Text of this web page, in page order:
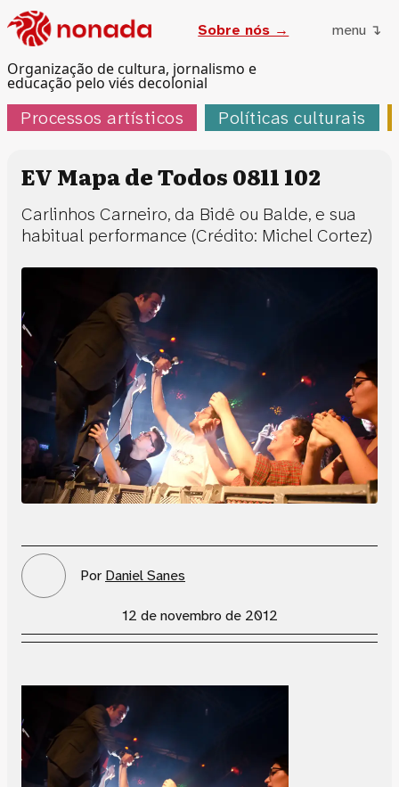
Organização de cultura, jornalismo e
educação pelo viés decolonial
Sobre nós → menu ↴
Processos artísticos Políticas culturais
EV Mapa de Todos 0811 102
Carlinhos Carneiro, da Bidê ou Balde, e sua
habitual performance (Crédito: Michel Cortez)
Por Daniel Sanes
12 de novembro de 2012